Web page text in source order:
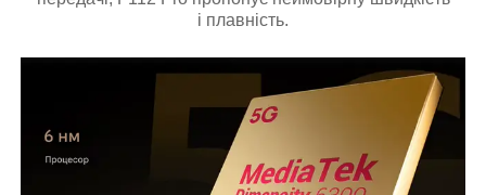
і плавність.